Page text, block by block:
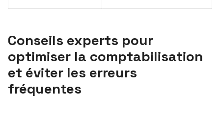
Conseils experts pour
optimiser la comptabilisation
et éviter les erreurs
fréquentes